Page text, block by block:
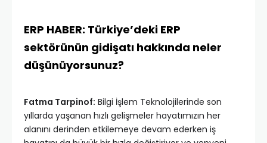
ERP HABER: Türkiye’deki ERP
sektörünün gidişatı hakkında neler
düşünüyorsunuz?
Fatma Tarpinof: Bilgi İşlem Teknolojilerinde son
yıllarda yaşanan hızlı gelişmeler hayatımızın her
alanını derinden etkilemeye devam ederken iş